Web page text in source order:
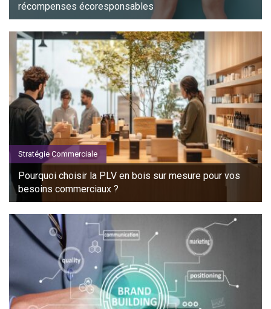
récompenses écoresponsables
Stratégie Commerciale
Pourquoi choisir la PLV en bois sur mesure pour vos
besoins commerciaux ?